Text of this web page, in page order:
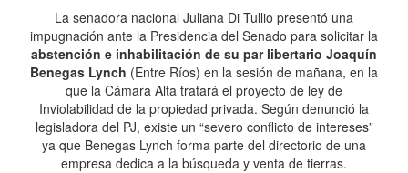
La senadora nacional Juliana Di Tullio presentó una
impugnación ante la Presidencia del Senado para solicitar la
abstención e inhabilitación de su par libertario Joaquín
Benegas Lynch (Entre Ríos) en la sesión de mañana, en la
que la Cámara Alta tratará el proyecto de ley de
Inviolabilidad de la propiedad privada. Según denunció la
legisladora del PJ, existe un “severo conflicto de intereses”
ya que Benegas Lynch forma parte del directorio de una
empresa dedica a la búsqueda y venta de tierras.